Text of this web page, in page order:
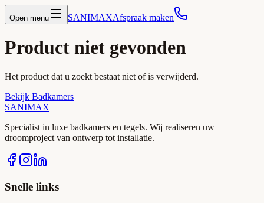
Open menu SANIMAXAfspraak maken
Product niet gevonden
Het product dat u zoekt bestaat niet of is verwijderd.
Bekijk Badkamers
SANIMAX
Specialist in luxe badkamers en tegels. Wij realiseren uw
droomproject van ontwerp tot installatie.
Snelle links